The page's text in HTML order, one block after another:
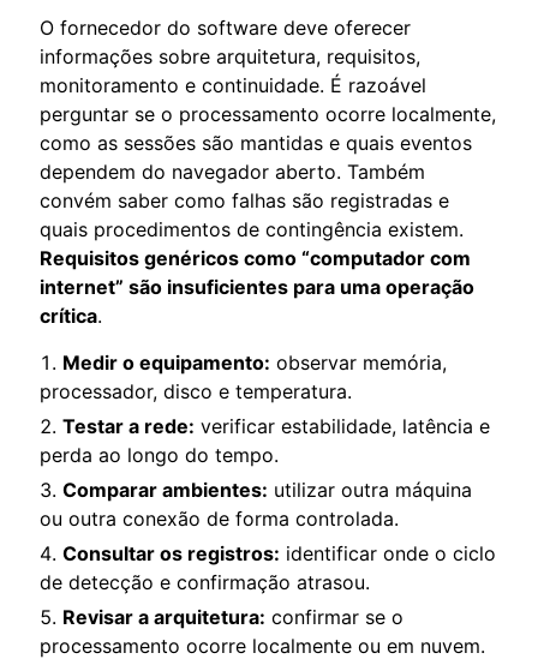
O fornecedor do software deve oferecer
informações sobre arquitetura, requisitos,
monitoramento e continuidade. É razoável
perguntar se o processamento ocorre localmente,
como as sessões são mantidas e quais eventos
dependem do navegador aberto. Também
convém saber como falhas são registradas e
quais procedimentos de contingência existem.
Requisitos genéricos como “computador com
internet” são insuficientes para uma operação
crítica.
Medir o equipamento: observar memória,
processador, disco e temperatura.
Testar a rede: verificar estabilidade, latência e
perda ao longo do tempo.
Comparar ambientes: utilizar outra máquina
ou outra conexão de forma controlada.
Consultar os registros: identificar onde o ciclo
de detecção e confirmação atrasou.
Revisar a arquitetura: confirmar se o
processamento ocorre localmente ou em nuvem.